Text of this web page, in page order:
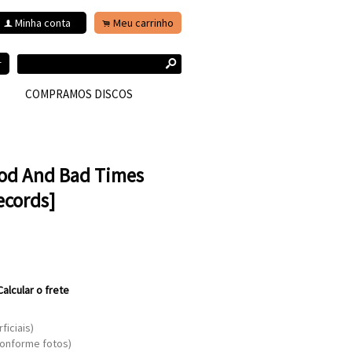
f Minha conta . Meu carrinho
s
COMPRAMOS DISCOS
And Bad Times
o frete
fotos)